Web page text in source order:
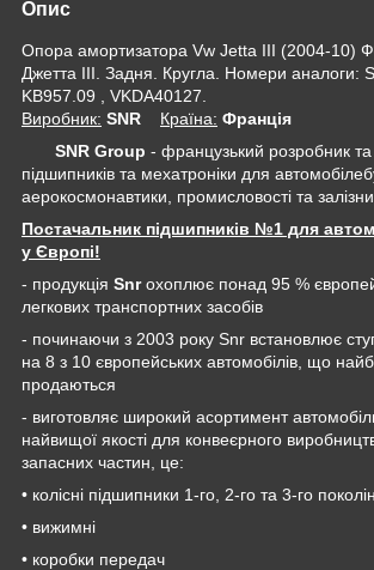
Опис
Опора амортизатора Vw Jetta III (2004-10)
Джетта III. Задня. Кругла. Номери аналоги:
KB957.09 , VKDA40127.
Виробник: SNR Крaїна: Франція
SNR Group - французький розробник
підшипників та мехатроніки для
аерокосмонавтики, промисловості та
Постачальник підшипників №1 для
у Європі!
- продукція Snrохоплює понад 95 %
легкових транспортних засобів
- починаючи з 2003 року Snr встановлює
на 8 з 10 європейських автомобілів, що
продаються
- виготовляє широкий асортимент
найвищої якості для конвеєрного
запасних частин, це:
• колісні підшипники 1-го, 2-го та 3-го
• вижимні
• коробки передач